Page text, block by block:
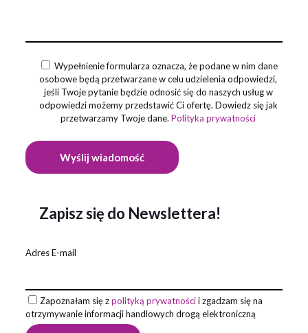
Wypełnienie formularza oznacza, że podane w nim dane
osobowe będą przetwarzane w celu udzielenia odpowiedzi,
jeśli Twoje pytanie będzie odnosić się do naszych usług w
odpowiedzi możemy przedstawić Ci ofertę. Dowiedz się jak
przetwarzamy Twoje dane.Polityka prywatności
Zapisz się do Newslettera!
Adres E-mail
Zapoznałam się zpolityką prywatnościi zgadzam się na
otrzymywanie informacji handlowych drogą elektroniczną